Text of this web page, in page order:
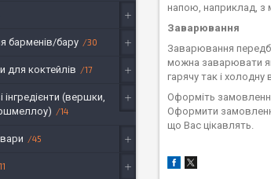
напою, наприклад, з
Заварювання
Заварювання
можна заварювати
гарячу так і
Оформіть
Оформити
що Вас цікавлять.
барменів/бару 30
для коктейлів 17
інгредієнти (вершки,
14
45
11